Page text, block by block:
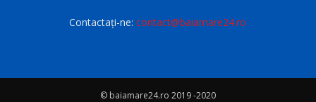
Contactați-ne:contact@baiamare24.ro
© baiamare24.ro 2019 -2020